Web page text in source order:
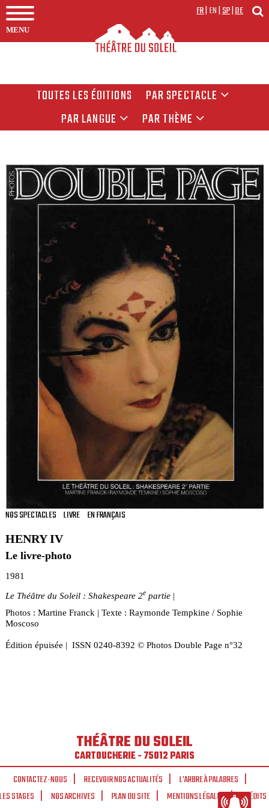
MENU
FR|EN|SP|DE
TOUTES LES ÉDITIONS
PAR SPECTACLE
PAR LANGUE
PAR THÈME
NOS SPECTACLES LIVRE EN FRANÇAIS
HENRY IV
Le livre-photo
1981
Le Théâtre du Soleil : Shakespeare 2e partie|
Photos : Martine Franck | Texte : Raymonde Tempkine / Sophie
Moscoso
Édition épuisée | ISSN 0240-8392 © Photos Double Page n°32
THÉÂTRE DU SOLEIL
CARTOUCHERIE - 75012 PARIS
CONTACTEZ-NOUS
RECEVOIR NOS ACTUALITÉS
L'ARBRE À PALABRES
LES STAGES
NOS ARCHIVES PLAN DU SITE MENTIONS LÉGALES CRÉDITS